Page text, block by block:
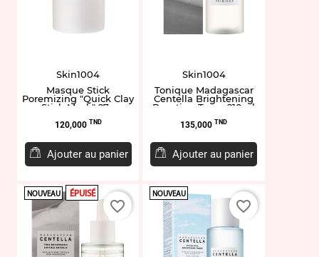
Skin1004
Masque Stick
Poremizing "Quick Clay
Stick Mask" 27g
Prix
120,000 TND
Ajouter au panier
Skin1004
Tonique Madagascar
Centella Brightening
Boosting Toner 210ml
Prix
135,000 TND
Ajouter au panier
NOUVEAU ÉPUISÉ
favorite_border
NOUVEAU
favorite_border